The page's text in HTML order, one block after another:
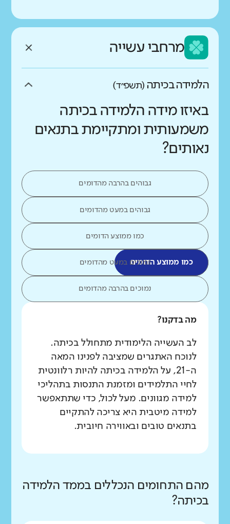
מרחבי עשייה
הלמידה בכיתה (תשפ״ד)
באיזו מידה הלמידה בכיתה
משמעותית ומתקיימת בתנאים
נאותים?
גבוהים בהרבה מהדומים
גבוהים במעט מהדומים
כמו ממוצע הדומים
כמו ממוצע הדומיםנמוכים במעט מהדומים
נמוכים בהרבה מהדומים
מה בדקנו?
לב העשייה הלימודית מתחולל בכיתה.
לנוכח האתגרים שמציבה לפנינו המאה
ה-21, על הלמידה בכיתה להיות רלוונטית
לחיי התלמידים ומזמנת התנסות בתהליכי
למידה מגוונים. מעל לכול, כדי שתתאפשר
למידה מיטבית היא צריכה להתקיים
בתנאים טובים ובאווירה חיובית.
מהם התחומים הנכללים בממד הלמידה
בכיתה?